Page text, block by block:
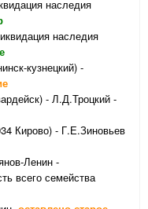
наследия
наследия
кузнецкий) -
- Л.Д.Троцкий -
Кирово) - Г.Е.Зиновьев
Ленин -
всего семейства